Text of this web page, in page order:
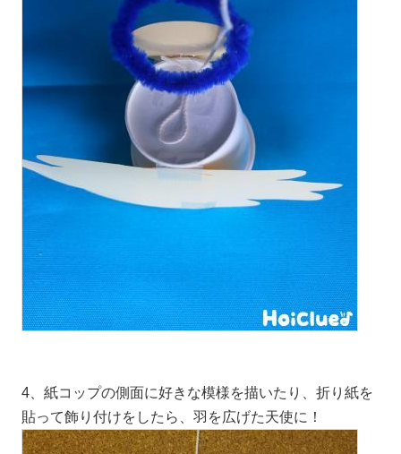
4、紙コップの側面に好きな模様を描いたり、折り紙を
貼って飾り付けをしたら、羽を広げた天使に！